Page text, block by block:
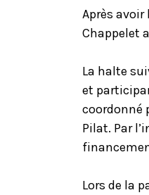
Après
Chappelet
La halte
et
coordonné
Pilat. Par
Lors de la